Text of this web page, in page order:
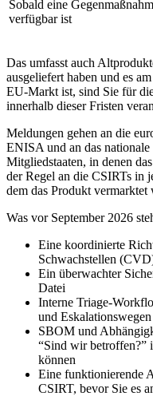
Sobald eine
verfügbar ist
Das umfasst auch
ausgeliefert haben und es
EU-Markt ist, sind Sie für
innerhalb dieser Fristen
Meldungen gehen an die
ENISA und an das
Mitgliedstaaten, in denen
der Regel an die CSIRTs in
dem das Produkt vermarktet
Was vor September 2026
Eine koordinierte
Schwachstellen
Ein überwachter
Datei
Interne Triage-
und Eskalationswegen
SBOM und
“Sind wir betroffen?”
können
Eine funktionierende
CSIRT, bevor Sie es